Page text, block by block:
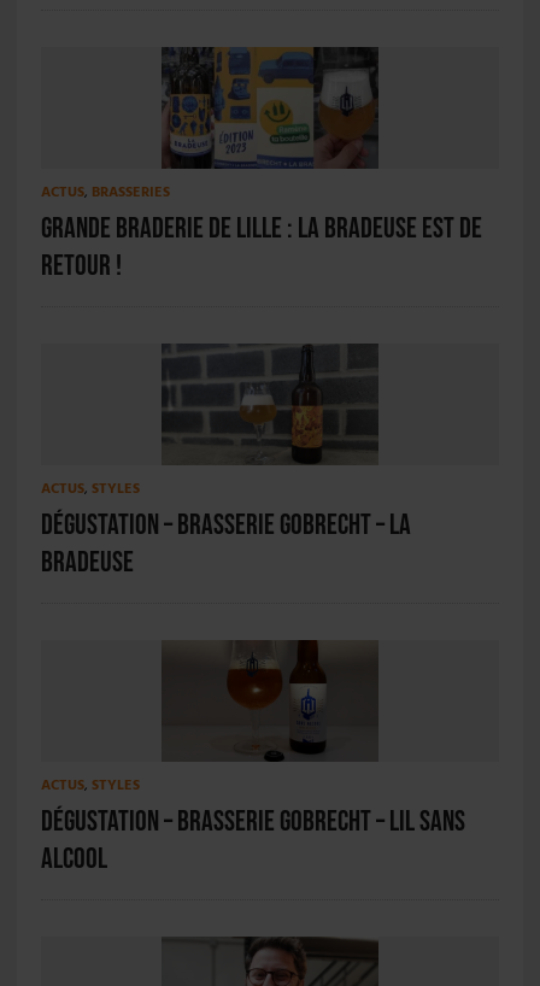
ACTUS, BRASSERIES
Grande Braderie de Lille : La Bradeuse est de
retour !
ACTUS, STYLES
Dégustation – Brasserie Gobrecht – La
Bradeuse
ACTUS, STYLES
Dégustation – Brasserie Gobrecht – LIL sans
alcool